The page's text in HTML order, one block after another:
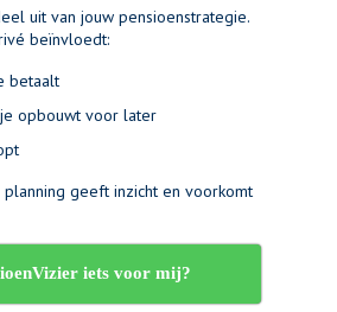
uit van jouw pensioenstrategie.
beïnvloedt:
betaalt
opbouwt voor later
geeft inzicht en voorkomt
iets voor mij?